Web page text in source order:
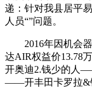
递：针对我县居平
人员“”问题。
2016年因机会器
达AIR权益价13.78
开奥迪2.钱少的人
——开丰田卡罗拉&